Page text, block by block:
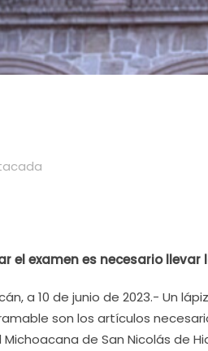
el examen es necesario
a 10 de junio de 2023.- Un
son los artículos
Michoacana de San Nicolás de